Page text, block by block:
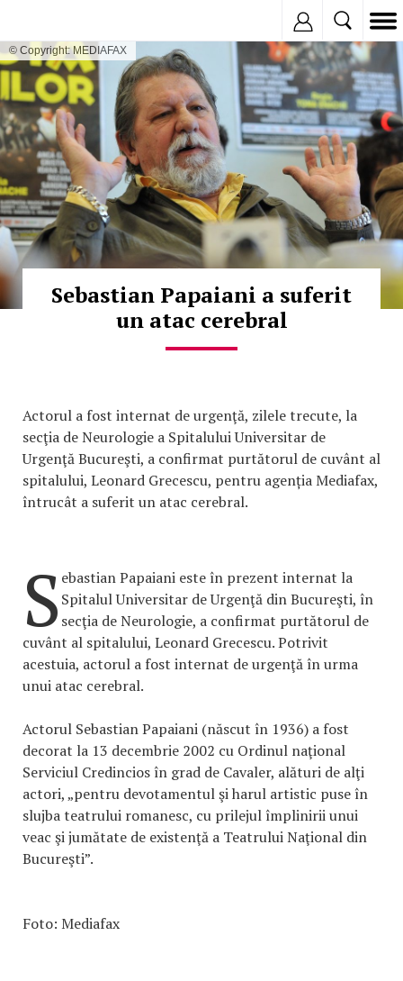
© Copyright: MEDIAFAX
Sebastian Papaiani a suferit
un atac cerebral
Actorul a fost internat de urgenţă, zilele trecute, la
secţia de Neurologie a Spitalului Universitar de
Urgenţă Bucureşti, a confirmat purtătorul de cuvânt al
spitalului, Leonard Grecescu, pentru agenția Mediafax,
întrucât a suferit un atac cerebral.
S ebastian Papaiani este în prezent internat la
Spitalul Universitar de Urgenţă din Bucureşti, în
secţia de Neurologie, a confirmat purtătorul de
cuvânt al spitalului, Leonard Grecescu. Potrivit
acestuia, actorul a fost internat de urgenţă în urma
unui atac cerebral.
Actorul Sebastian Papaiani (născut în 1936) a fost
decorat la 13 decembrie 2002 cu Ordinul naţional
Serviciul Credincios în grad de Cavaler, alături de alţi
actori, „pentru devotamentul şi harul artistic puse în
slujba teatrului romanesc, cu prilejul împlinirii unui
veac şi jumătate de existenţă a Teatrului Naţional din
Bucureşti”.
Foto: Mediafax